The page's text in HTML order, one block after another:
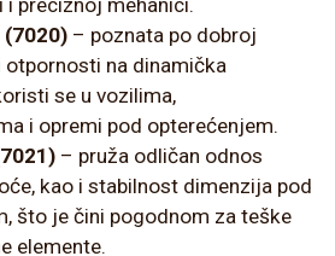
i preciznoj mehanici.
– poznata po dobroj
otpornosti na dinamička
se u vozilima,
i opremi pod opterećenjem.
– pruža odličan odnos
kao i stabilnost dimenzija pod
što je čini pogodnom za teške
elemente.